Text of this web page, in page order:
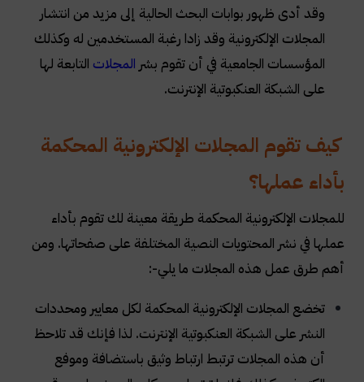
وقد أدى ظهور بوابات البحث الحالية إلى مزيد من انتشار
المجلات الإلكترونية وقد زادا رغبة المستخدمين له وكذلك
المؤسسات الجامعية في أن تقوم بشر المجلات التابعة لها
على الشبكة العنكبوتية الإنترنت.
كيف تقوم المجلات الإلكترونية المحكمة
بأداء عملها؟
للمجلات الإلكترونية المحكمة طريقة معينة لك تقوم بأداء
عملها في نشر المحتويات النصية المختلفة على صفحاتها. ومن
أهم طرق عمل هذه المجلات ما يلي:-
تخضع المجلات الإلكترونية المحكمة لكل معايير ومحددات
النشر على الشبكة العنكبوتية الإنترنت. لذا فإنك قد تلاحظ
أن هذه المجلات ترتبط ارتباط وثيق باستضافة وموفع